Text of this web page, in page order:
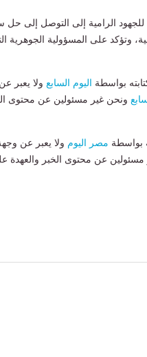
الرامية إلى التوصل إلى حل
وتؤكد على المسؤولية
بواسطة اليوم السابع ولا يعبر
ونحن غير مسئولين عن محتوى
بواسطة مصر اليوم ولا يعبر عن
عن محتوى الخبر والعهدة